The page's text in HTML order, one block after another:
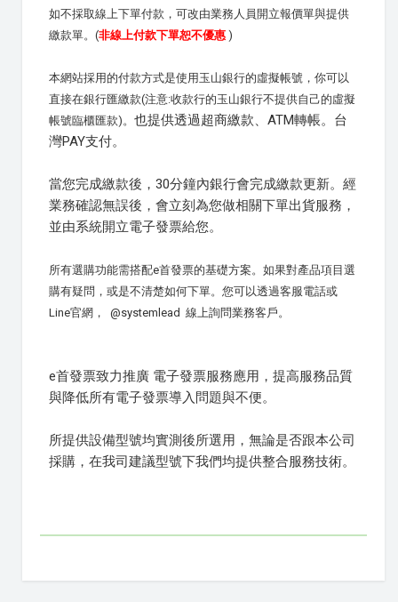
如不採取線上下單付款，可改由業務人員開立報價單與提供
繳款單。(非線上付款下單恕不優惠 )
本網站採用的付款方式是使用玉山銀行的虛擬帳號，你可以
直接在銀行匯繳款(注意:收款行的玉山銀行不提供自己的虛擬
帳號臨櫃匯款)。 也提供透過超商繳款、ATM轉帳。台
灣PAY支付。
當您完成繳款後，30分鐘內銀行會完成繳款更新。經
業務確認無誤後，會立刻為您做相關下單出貨服務，
並由系統開立電子發票給您。
所有選購功能需搭配e首發票的基礎方案。如果對產品項目選
購有疑問，或是不清楚如何下單。您可以透過客服電話或
Line官網， @systemlead 線上詢問業務客戶。
e首發票致力推廣 電子發票服務應用，提高服務品質
與降低所有電子發票導入問題與不便。
所提供設備型號均實測後所選用，無論是否跟本公司
採購，在我司建議型號下我們均提供整合服務技術。